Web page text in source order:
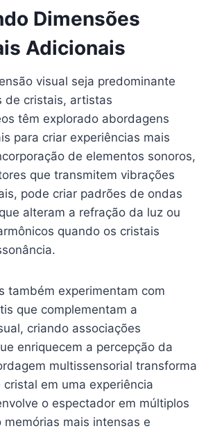
Dimensões
Adicionais
visual seja predominante
de cristais, artistas
têm explorado abordagens
para criar experiências mais
de elementos sonoros,
que transmitem vibrações
pode criar padrões de ondas
alteram a refração da luz ou
quando os cristais
também experimentam com
que complementam a
criando associações
enriquecem a percepção da
multissensorial transforma
em uma experiência
o espectador em múltiplos
memórias mais intensas e